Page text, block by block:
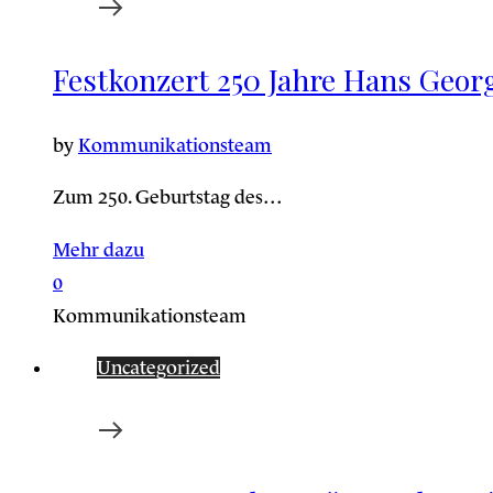
Festkonzert 250 Jahre Hans
by Kommunikationsteam
Zum 250. Geburtstag des…
Mehr dazu
0
Kommunikationsteam
Uncategorized